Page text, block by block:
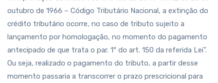
outubro de 1966 – Código Tributário Nacional, a extinção do
crédito tributário ocorre, no caso de tributo sujeito a
lançamento por homologação, no momento do pagamento
antecipado de que trata o par. 1º do art. 150 da referida Lei”.
Ou seja, realizado o pagamento do tributo, a partir desse
momento passaria a transcorrer o prazo prescricional para